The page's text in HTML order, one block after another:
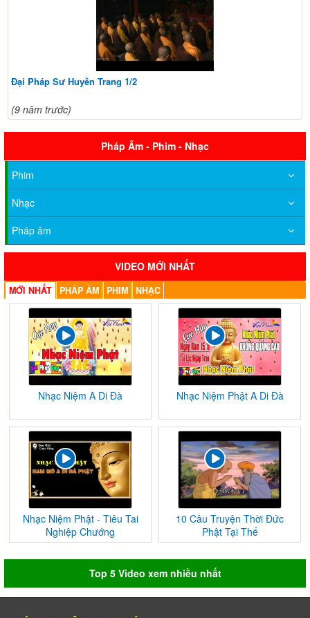
Đại Pháp Sư Huyền Trang 1/2
(9 năm trước)
Pháp Âm - Phim - Nhạc
Phim
Nhạc
Pháp âm
VIDEO MỚI NHẤT
MỚI NHẤT PHÁP ÂM PHIM NHẠC
Nhạc Niệm A Di Đà Nhạc Niệm Phật A Di Đà
Nhạc Niệm Phật - Tiêu Tai
Nghiệp Chướng
10 Câu Truyện Thời Đức
Phật Tại Thế
Top 5 Video xem nhiều nhất